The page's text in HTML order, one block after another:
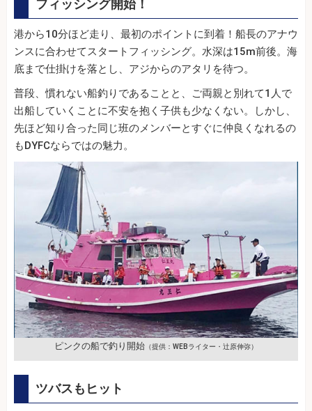
フィッシング開始！
港から10分ほど走り、最初のポイントに到着！船長のアナウ
ンスに合わせてスタートフィッシング。水深は15m前後。海
底まで仕掛けを落とし、アジからのアタリを待つ。
普段、慣れない船釣りであることと、ご両親と別れて1人で
出船していくことに不安を抱く子供も少なくない。しかし、
先ほど知り合った同じ班のメンバーとすぐに仲良くなれるの
もDYFCならではの魅力。
ピンクの船で釣り開始 （提供：WEBライター・辻原伸弥）
ツバスもヒット